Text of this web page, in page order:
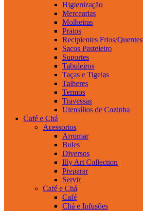
Higienização
Mercearias
Molheiras
Pratos
Recipientes Frios/Quentes
Sacos Pasteleiro
Suportes
Tabuleiros
Taças e Tigelas
Talheres
Termos
Travessas
Utensílios de Cozinha
Café e Chá
Acessorios
Arrumar
Bules
Diversos
Illy Art Collection
Preparar
Servir
Café e Chá
Café
Chá e Infusões